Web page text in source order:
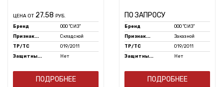
ЦЕНА ОТ 27.58 РУБ.
Бренд
ООО "СИЗ"
Признак...
Складской
ТР/ТС
019/2011
Защитны...
Нет
ПОДРОБНЕЕ
ПО ЗАПРОСУ
Бренд
ООО "СИЗ"
Признак...
Заказной
ТР/ТС
019/2011
Защитны...
Нет
ПОДРОБНЕЕ